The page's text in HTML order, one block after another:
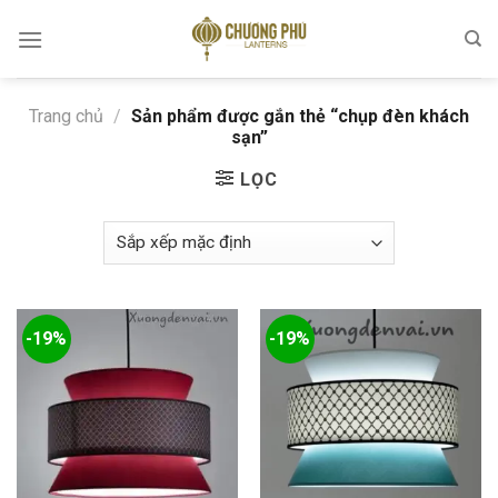
Trang chủ / Sản phẩm được gắn thẻ “chụp đèn khách
sạn”
LỌC
-19% -19%